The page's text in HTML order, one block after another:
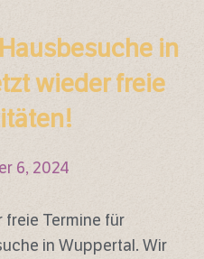
in
wieder freie
6, 2024
freie Termine für
in Wuppertal. Wir